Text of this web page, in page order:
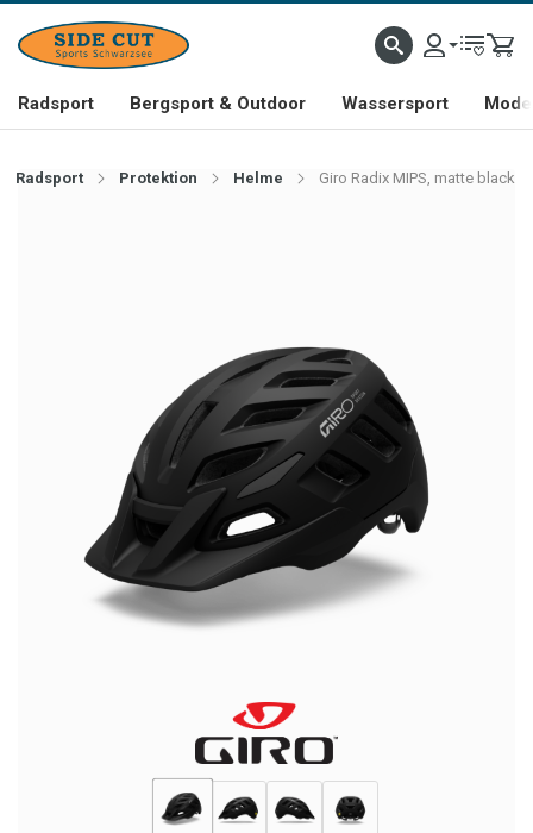
Radsport Bergsport & Outdoor Wassersport
Radsport Protektion Helme Giro Radix MIPS, matte black